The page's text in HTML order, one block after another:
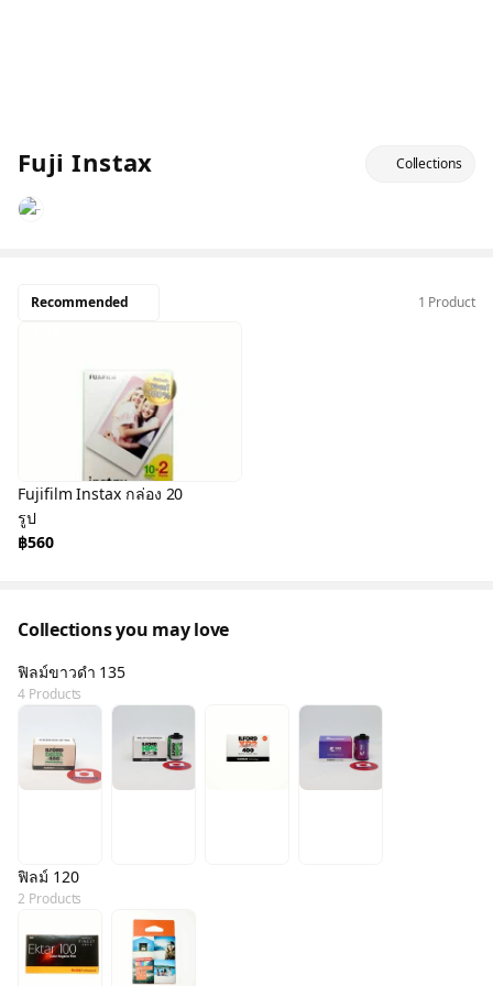
Fuji Instax Collections
Recommended
1 Product
Fujifilm Instax กล่อง 20
รูป
฿560
Collections you may love
ฟิลม์ขาวดำ 135
4 Products
ฟิลม์ 120
2 Products